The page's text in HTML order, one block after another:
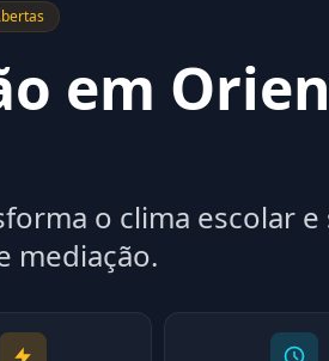
em
o clima escolar
mediação.